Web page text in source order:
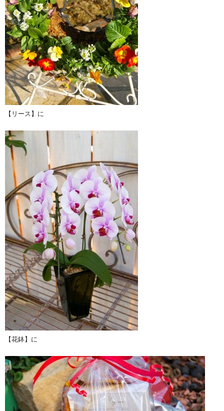
【リース】に
【花鉢】に